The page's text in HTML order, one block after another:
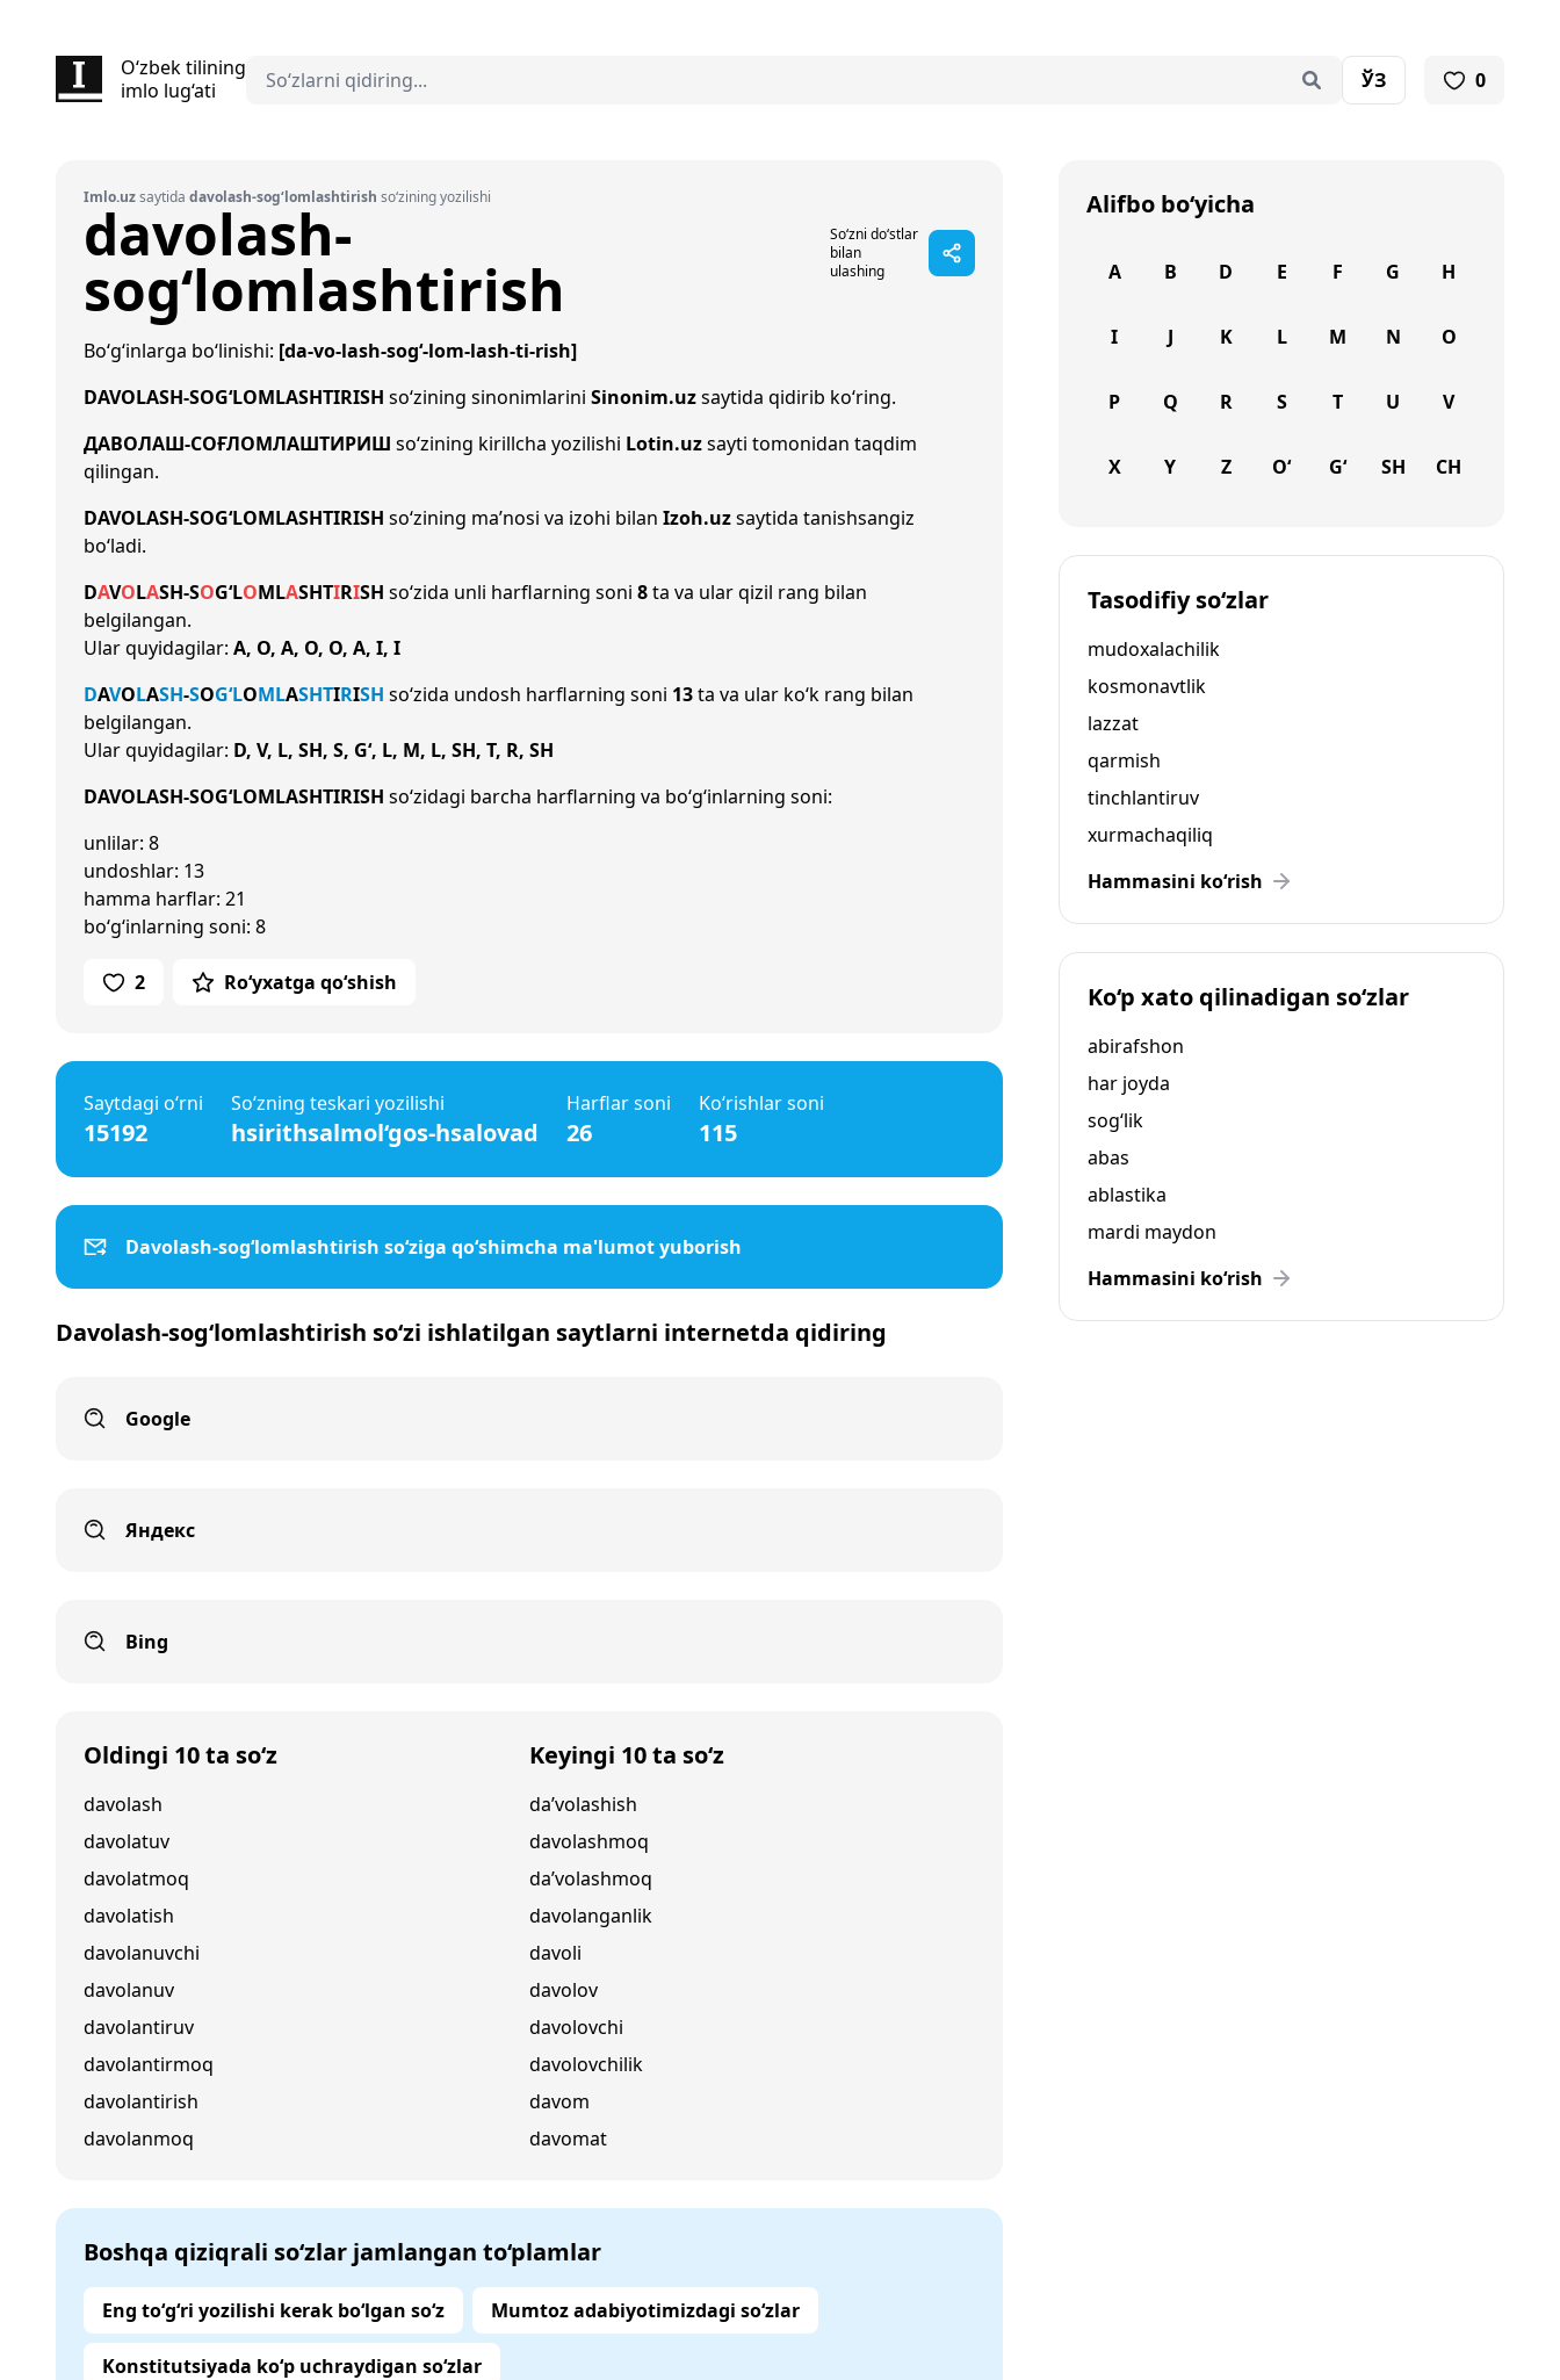
O‘zbek tilining
imlo lug‘ati
ЎЗ 0
Imlo.uzsaytida davolash-sog‘lomlashtirish so‘zining yozilishi
davolash-
sog‘lomlashtirish
So‘zni do‘stlar
bilan
ulashing
Bo‘g‘inlarga bo‘linishi: [da-vo-lash-sog‘-lom-lash-ti-rish]
DAVOLASH-SOG‘LOMLASHTIRISH so‘zining sinonimlarini Sinonim.uzsaytida qidirib ko‘ring.
ДАВОЛАШ-СОҒЛОМЛАШТИРИШ so‘zining kirillcha yozilishi Lotin.uzsayti tomonidan taqdim
qilingan.
DAVOLASH-SOG‘LOMLASHTIRISH so‘zining ma’nosi va izohi bilan Izoh.uzsaytida tanishsangiz
bo‘ladi.
DAVOLASH-SOG‘LOMLASHTIRISH so‘zida unli harflarning soni 8ta va ular qizil rang bilan
belgilangan.
Ular quyidagilar: A, O, A, O, O, A, I, I
DAVOLASH-SOG‘LOMLASHTIRISH so‘zida undosh harflarning soni 13ta va ular ko‘k rang bilan
belgilangan.
Ular quyidagilar: D, V, L, SH, S, G‘, L, M, L, SH, T, R, SH
DAVOLASH-SOG‘LOMLASHTIRISH so‘zidagi barcha harflarning va bo‘g‘inlarning soni:
unlilar: 8
undoshlar: 13
hamma harflar: 21
bo‘g‘inlarning soni: 8
2 Ro‘yxatga qo‘shish
Saytdagi o‘rni
15192
So‘zning teskari yozilishi
hsirithsalmol‘gos-hsalovad
Harflar soni
26
Ko‘rishlar soni
115
Davolash-sog‘lomlashtirish so‘ziga qo‘shimcha ma'lumot yuborish
Davolash-sog‘lomlashtirish so‘zi ishlatilgan saytlarni internetda qidiring
Google
Яндекс
Bing
Oldingi 10 ta so‘z
davolash
davolatuv
davolatmoq
davolatish
davolanuvchi
davolanuv
davolantiruv
davolantirmoq
davolantirish
davolanmoq
Keyingi 10 ta so‘z
da’volashish
davolashmoq
da’volashmoq
davolanganlik
davoli
davolov
davolovchi
davolovchilik
davom
davomat
Boshqa qiziqrali so‘zlar jamlangan to‘plamlar
Eng to‘g‘ri yozilishi kerak bo‘lgan so‘z Mumtoz adabiyotimizdagi so‘zlar
Konstitutsiyada ko‘p uchraydigan so‘zlar
Alifbo bo‘yicha
A B D E F G H
I J K L M N O
P Q R S T U V
X Y Z O‘ G‘ SH CH
Tasodifiy so‘zlar
mudoxalachilik
kosmonavtlik
lazzat
qarmish
tinchlantiruv
xurmachaqiliq
Hammasini ko‘rish
Ko‘p xato qilinadigan so‘zlar
abirafshon
har joyda
sog‘lik
abas
ablastika
mardi maydon
Hammasini ko‘rish